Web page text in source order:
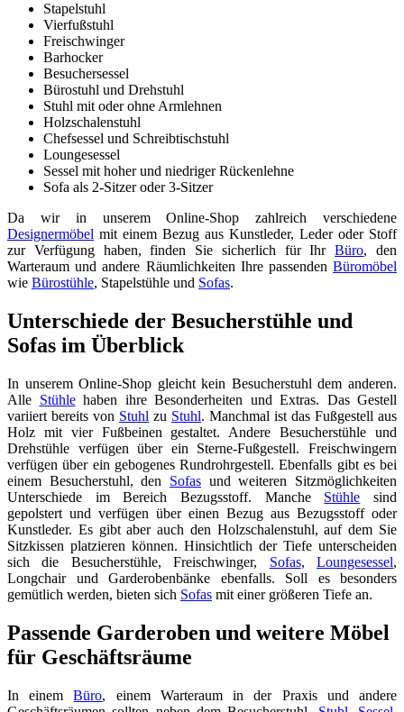
Stapelstuhl
Vierfußstuhl
Freischwinger
Barhocker
Besuchersessel
Bürostuhl und Drehstuhl
Stuhl mit oder ohne Armlehnen
Holzschalenstuhl
Chefsessel und Schreibtischstuhl
Loungesessel
Sessel mit hoher und niedriger Rückenlehne
Sofa als 2-Sitzer oder 3-Sitzer
Da wir in unserem Online-Shop zahlreich verschiedene
Designermöbel mit einem Bezug aus Kunstleder, Leder oder Stoff
zur Verfügung haben, finden Sie sicherlich für IhrBüro, den
Warteraum und andere Räumlichkeiten Ihre passenden Büromöbel
wie Bürostühle, Stapelstühle und Sofas.
Unterschiede der Besucherstühle und
Sofas im Überblick
In unserem Online-Shop gleicht kein Besucherstuhl dem anderen.
Alle Stühlehaben ihre Besonderheiten und Extras. Das Gestell
variiert bereits von Stuhl zu Stuhl. Manchmal ist das Fußgestell aus
Holz mit vier Fußbeinen gestaltet. Andere Besucherstühle und
Drehstühle verfügen über ein Sterne-Fußgestell. Freischwingern
verfügen über ein gebogenes Rundrohrgestell. Ebenfalls gibt es bei
einem Besucherstuhl, den Sofas und weiteren Sitzmöglichkeiten
Unterschiede im Bereich Bezugsstoff. Manche Stühle sind
gepolstert und verfügen über einen Bezug aus Bezugsstoff oder
Kunstleder. Es gibt aber auch den Holzschalenstuhl, auf dem Sie
Sitzkissen platzieren können. Hinsichtlich der Tiefe unterscheiden
sich die Besucherstühle, Freischwinger, Sofas,Loungesessel,
Longchair und Garderobenbänke ebenfalls. Soll es besonders
gemütlich werden, bieten sich Sofas mit einer größeren Tiefe an.
Passende Garderoben und weitere Möbel
für Geschäftsräume
In einemBüro, einem Warteraum in der Praxis und andere